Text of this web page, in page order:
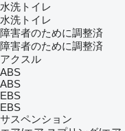
水洗トイレ
水洗トイレ
障害者のために調整済
障害者のために調整済
アクスル
ABS
ABS
EBS
EBS
サスペンション